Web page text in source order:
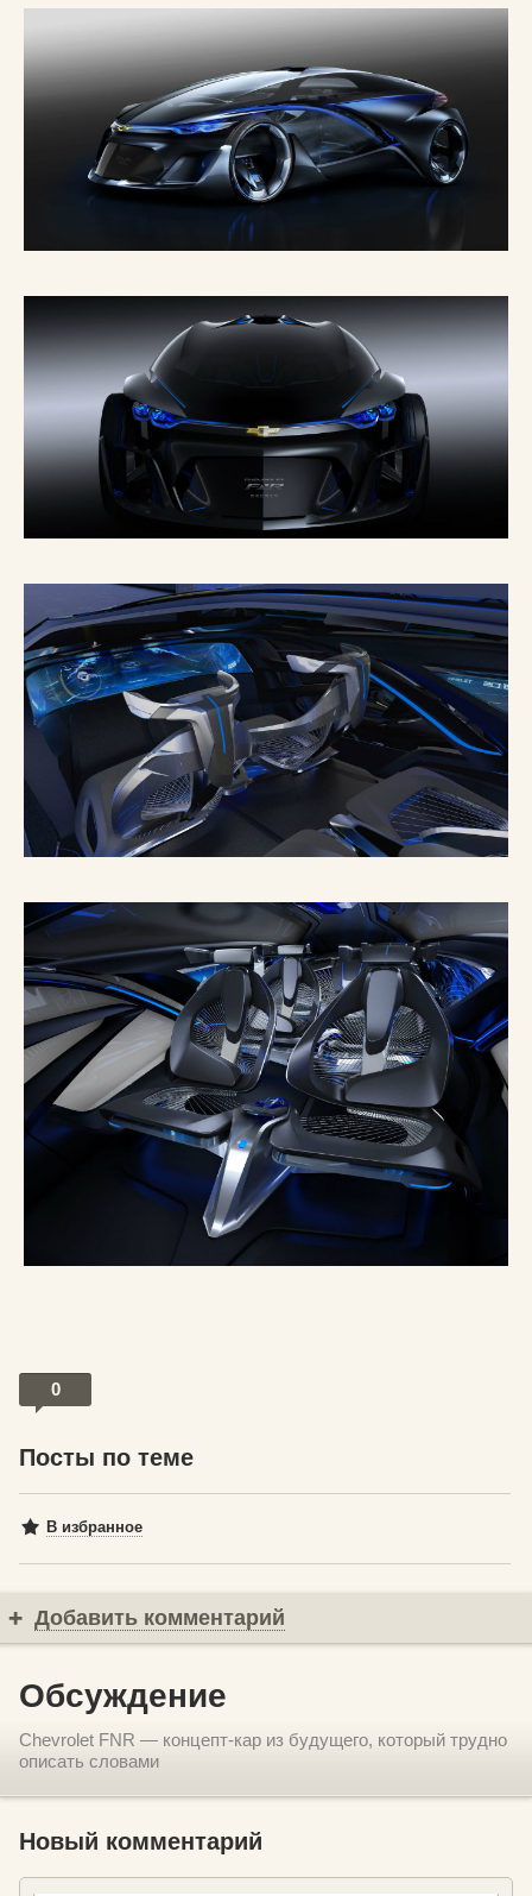
0
Посты по теме
В избранное
Добавить комментарий
Обсуждение
Chevrolet FNR — концепт-кар из будущего, который трудно
описать словами
Новый комментарий